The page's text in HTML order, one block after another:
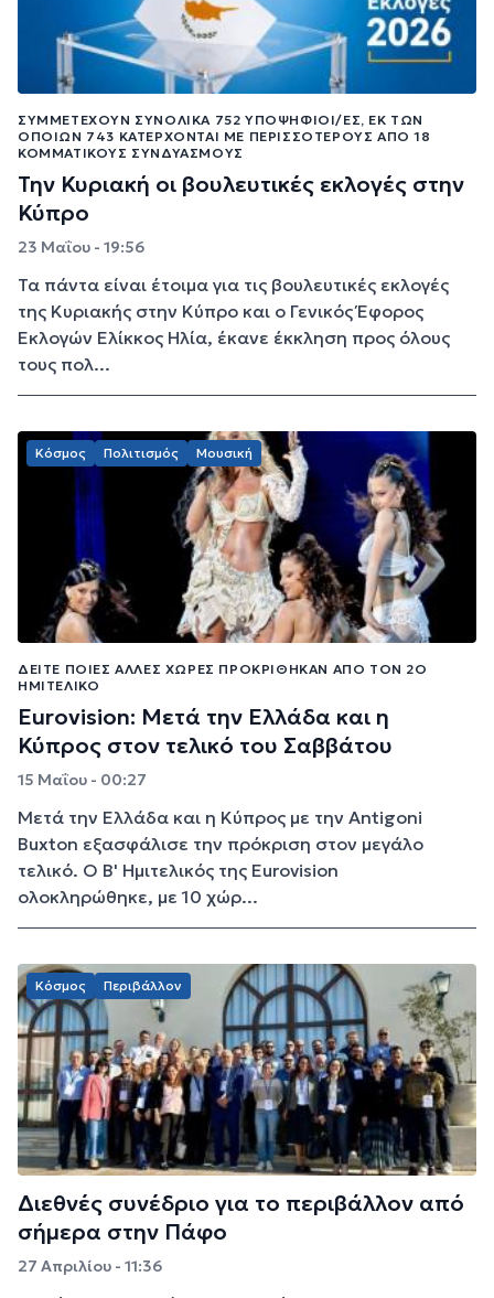
ΣΥΜΜΕΤΈΧΟΥΝ ΣΥΝΟΛΙΚΆ 752 ΥΠΟΨΉΦΙΟΙ/ΕΣ, ΕΚ ΤΩΝ
ΟΠΟΊΩΝ 743 ΚΑΤΈΡΧΟΝΤΑΙ ΜΕ ΠΕΡΙΣΣΌΤΕΡΟΥΣ ΑΠΌ 18
ΚΟΜΜΑΤΙΚΟΎΣ ΣΥΝΔΥΑΣΜΟΎΣ
Την Κυριακή οι βουλευτικές εκλογές στην
Κύπρο
23 Μαΐου - 19:56
Τα πάντα είναι έτοιμα για τις βουλευτικές εκλογές
της Κυριακής στην Κύπρο και ο Γενικός Έφορος
Εκλογών Ελίκκος Ηλία, έκανε έκκληση προς όλους
τους πολ...
Κόσμος Πολιτισμός Μουσική
ΔΕΊΤΕ ΠΟΙΕΣ ΆΛΛΕΣ ΧΏΡΕΣ ΠΡΟΚΡΊΘΗΚΑΝ ΑΠΌ ΤΟΝ 2Ο
ΗΜΙΤΕΛΙΚΌ
Eurovision: Μετά την Ελλάδα και η
Κύπρος στον τελικό του Σαββάτου
15 Μαΐου - 00:27
Μετά την Ελλάδα και η Κύπρος με την Antigoni
Buxton εξασφάλισε την πρόκριση στον μεγάλο
τελικό. Ο Β' Ημιτελικός της Eurovision
ολοκληρώθηκε, με 10 χώρ...
Κόσμος Περιβάλλον
Διεθνές συνέδριο για το περιβάλλον από
σήμερα στην Πάφο
27 Απριλίου - 11:36